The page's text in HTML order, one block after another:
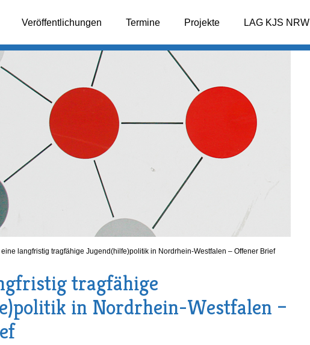
Veröffentlichungen Termine Projekte LAG KJS NRW
eine langfristig tragfähige Jugend(hilfe)politik in Nordrhein-Westfalen – Offener Brief
tragfähige
in Nordrhein-Westfalen –